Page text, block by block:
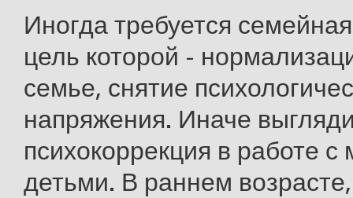
Иногда требуется
цель которой -
семье, снятие
напряжения. Иначе
психокоррекция в работе
детьми. В раннем